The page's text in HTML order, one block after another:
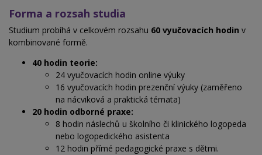
Forma a rozsah studia
Studium probíhá v celkovém rozsahu 60 vyučovacích hodin v
kombinované formě.
40 hodin teorie:
24 vyučovacích hodin online výuky
16 vyučovacích hodin prezenční výuky (zaměřeno
na nácviková a praktická témata)
20 hodin odborné praxe:
8 hodin náslechů u školního či klinického logopeda
nebo logopedického asistenta
12 hodin přímé pedagogické praxe s dětmi.